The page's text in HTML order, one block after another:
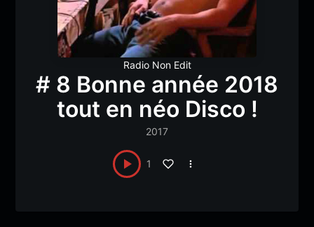
Radio Non Edit
# 8 Bonne année 2018
tout en néo Disco !
2017
1